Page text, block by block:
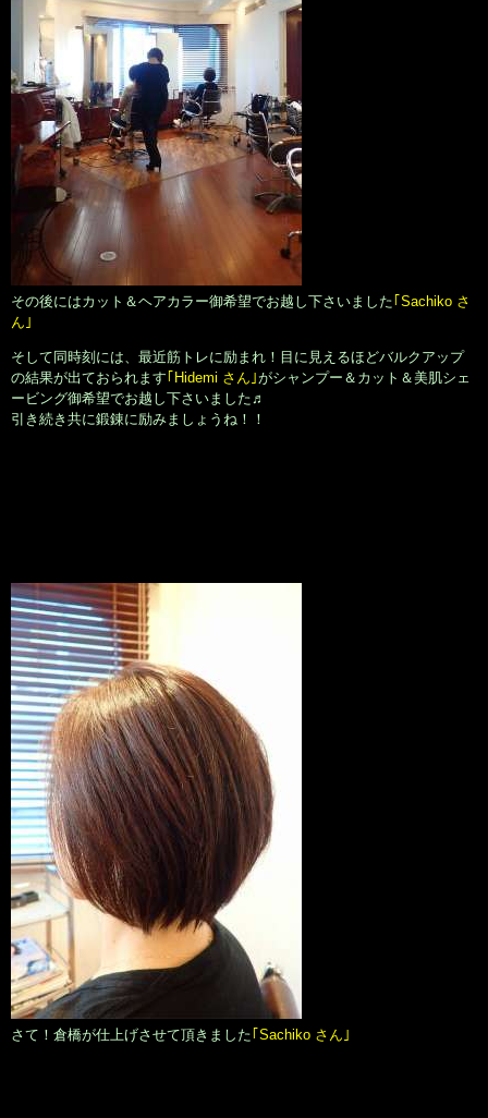
その後にはカット＆ヘアカラー御希望でお越し下さいました｢Sachiko さ
ん｣
そして同時刻には、最近筋トレに励まれ！目に見えるほどバルクアップ
の結果が出ておられます｢Hidemi さん｣がシャンプー＆カット＆美肌シェ
ービング御希望でお越し下さいました♬
引き続き共に鍛錬に励みましょうね！！
さて！倉橋が仕上げさせて頂きました｢Sachiko さん｣